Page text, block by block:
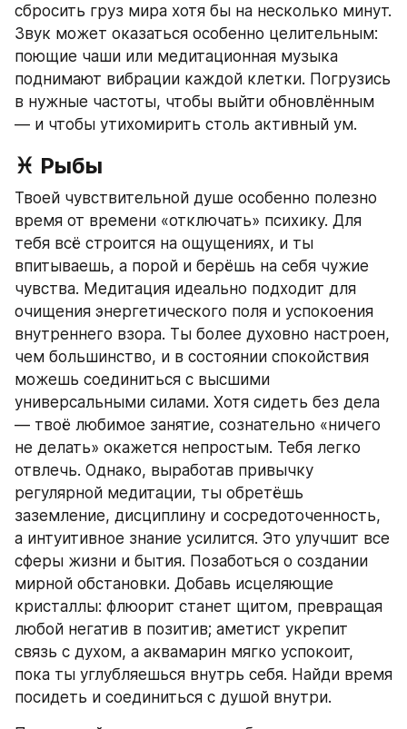
сбросить груз мира хотя бы на несколько минут.
Звук может оказаться особенно целительным:
поющие чаши или медитационная музыка
поднимают вибрации каждой клетки. Погрузись
в нужные частоты, чтобы выйти обновлённым
— и чтобы утихомирить столь активный ум.
♓ Рыбы
Твоей чувствительной душе особенно полезно
время от времени «отключать» психику. Для
тебя всё строится на ощущениях, и ты
впитываешь, а порой и берёшь на себя чужие
чувства. Медитация идеально подходит для
очищения энергетического поля и успокоения
внутреннего взора. Ты более духовно настроен,
чем большинство, и в состоянии спокойствия
можешь соединиться с высшими
универсальными силами. Хотя сидеть без дела
— твоё любимое занятие, сознательно «ничего
не делать» окажется непростым. Тебя легко
отвлечь. Однако, выработав привычку
регулярной медитации, ты обретёшь
заземление, дисциплину и сосредоточенность,
а интуитивное знание усилится. Это улучшит все
сферы жизни и бытия. Позаботься о создании
мирной обстановки. Добавь исцеляющие
кристаллы: флюорит станет щитом, превращая
любой негатив в позитив; аметист укрепит
связь с духом, а аквамарин мягко успокоит,
пока ты углубляешься внутрь себя. Найди время
посидеть и соединиться с душой внутри.